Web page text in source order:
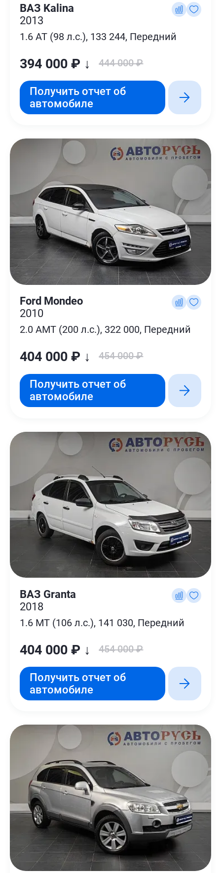
ВАЗ Kalina
2013
1.6 AT (98 л.с.), 133 244, Передний
394 000 ₽ ↓ 444 000 ₽
Получить отчет об
автомобиле
Ford Mondeo
2010
2.0 AMT (200 л.с.), 322 000, Передний
404 000 ₽ ↓ 454 000 ₽
Получить отчет об
автомобиле
ВАЗ Granta
2018
1.6 MT (106 л.с.), 141 030, Передний
404 000 ₽ ↓ 454 000 ₽
Получить отчет об
автомобиле